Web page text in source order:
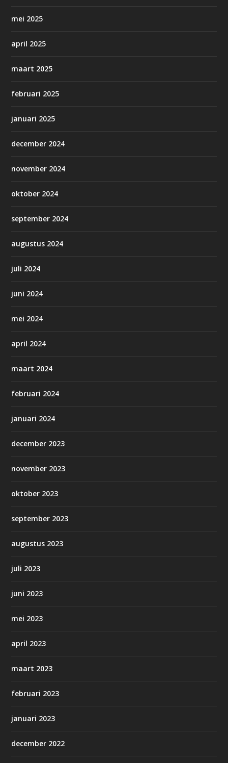
mei 2025
april 2025
maart 2025
februari 2025
januari 2025
december 2024
november 2024
oktober 2024
september 2024
augustus 2024
juli 2024
juni 2024
mei 2024
april 2024
maart 2024
februari 2024
januari 2024
december 2023
november 2023
oktober 2023
september 2023
augustus 2023
juli 2023
juni 2023
mei 2023
april 2023
maart 2023
februari 2023
januari 2023
december 2022